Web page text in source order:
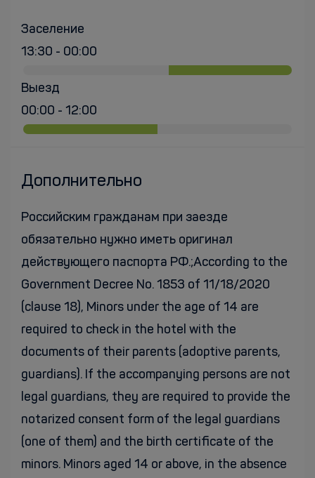
Заселение
13:30 - 00:00
Выезд
00:00 - 12:00
Дополнительно
Российским гражданам при заезде
обязательно нужно иметь оригинал
действующего паспорта РФ.;According to the
Government Decree No. 1853 of 11/18/2020
(clause 18), Minors under the age of 14 are
required to check in the hotel with the
documents of their parents (adoptive parents,
guardians). If the accompanying persons are not
legal guardians, they are required to provide the
notarized consent form of the legal guardians
(one of them) and the birth certificate of the
minors. Minors aged 14 or above, in the absence